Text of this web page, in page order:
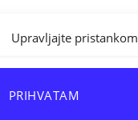
Upravljajte pristankom
PRIHVATAM